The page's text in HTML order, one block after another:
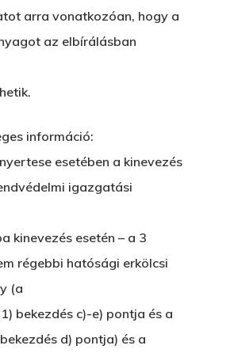
arra vonatkozóan, hogy a
az elbírálásban
információ:
esetében a kinevezés
igazgatási
kinevezés esetén – a 3
régebbi hatósági erkölcsi
(a
bekezdés c)-e) pontja és a
d) pontja) és a